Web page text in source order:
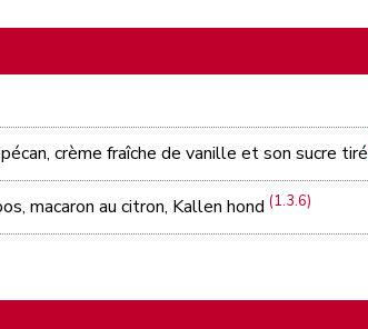
crème fraîche de vanille et son sucre tiré
macaron au citron, Kallen hond (1.3.6)